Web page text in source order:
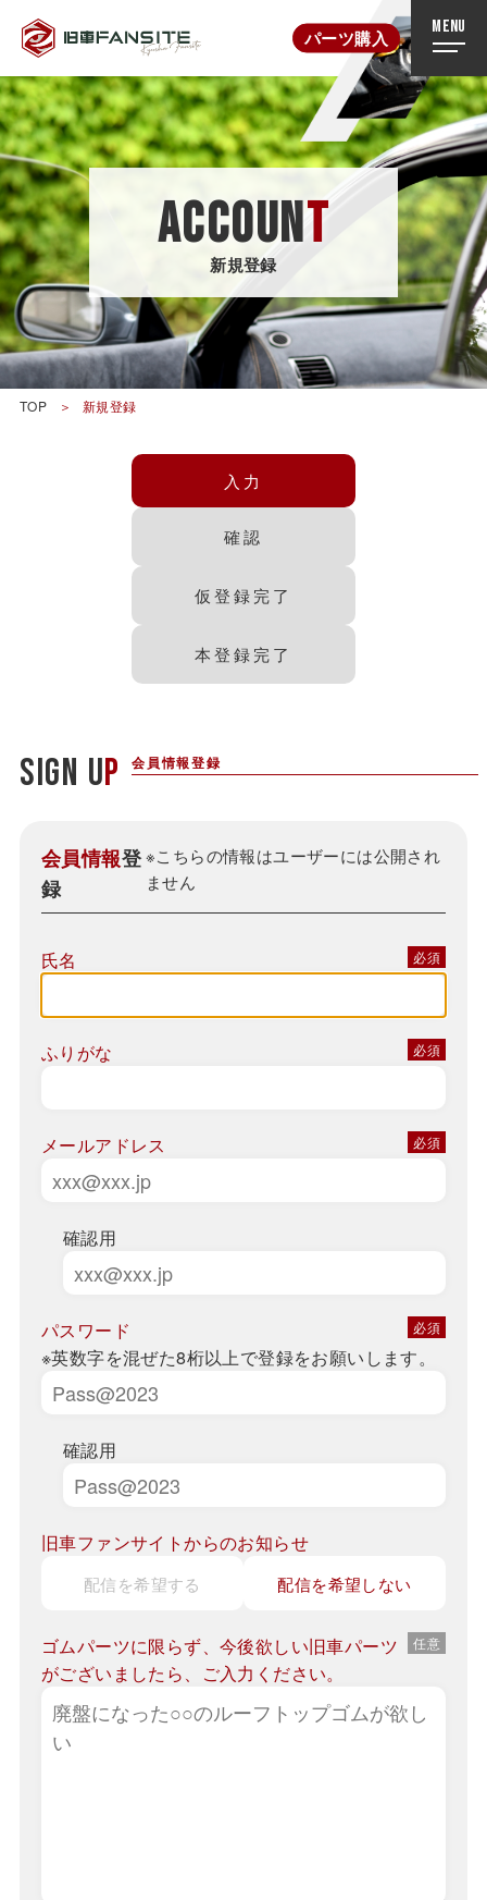
パーツ購入 MENU
ACCOUNT
新規登録
TOP 新規登録
入力
確認
仮登録完了
本登録完了
SIGN UP
会員情報登
録
※こちらの情報はユーザーには公開され
ません
氏名
ふりがな
メールアドレス
確認用
パスワード
※英数字を混ぜた8桁以上で登録をお願いします。
確認用
旧車ファンサイトからのお知らせ
配信を希望する 配信を希望しない
ゴムパーツに限らず、今後欲しい旧車パーツ
がございましたら、ご入力ください。